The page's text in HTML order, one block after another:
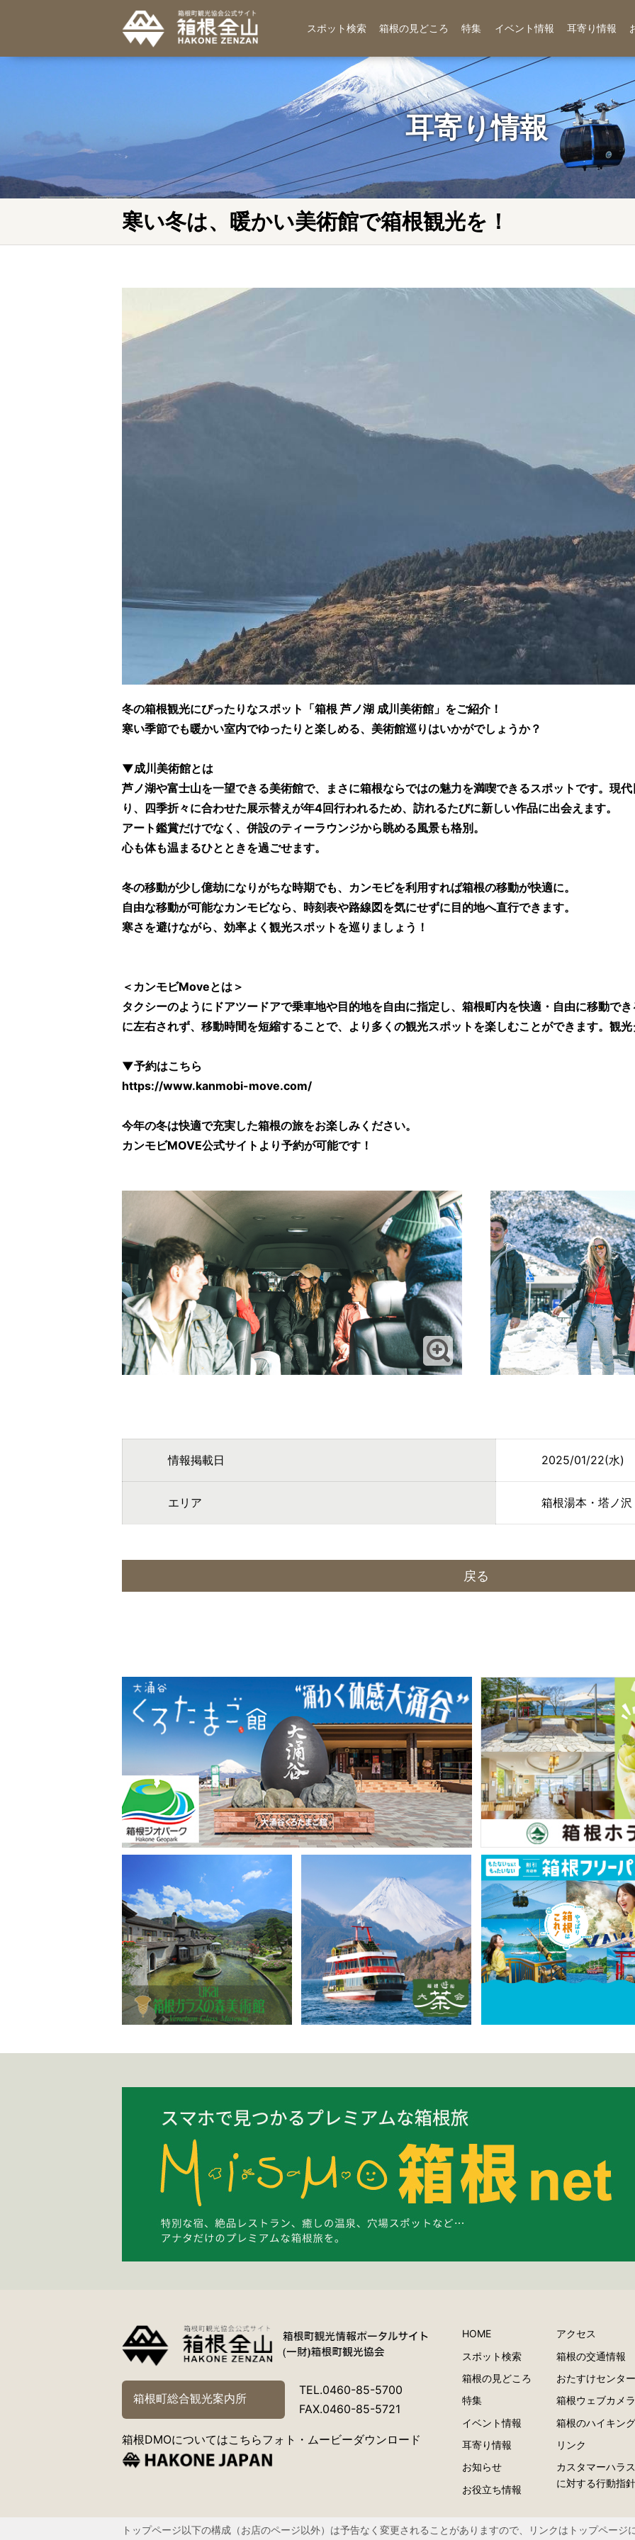
スポット検索 箱根の見どころ 特集 イベント情報 耳寄り情報
耳寄り情報
寒い冬は、暖かい美術館で箱根観光を！
冬の箱根観光にぴったりなスポット「箱根 芦ノ湖 成川美術館」をご紹介！
寒い季節でも暖かい室内でゆったりと楽しめる、美術館巡りはいかがでしょうか？
▼成川美術館とは
芦ノ湖や富士山を一望できる美術館で、まさに箱根ならではの魅力を満喫できるスポットです。現
り、四季折々に合わせた展示替えが年4回行われるため、訪れるたびに新しい作品に出会えます。
アート鑑賞だけでなく、併設のティーラウンジから眺める風景も格別。
心も体も温まるひとときを過ごせます。
冬の移動が少し億劫になりがちな時期でも、カンモビを利用すれば箱根の移動が快適に。
自由な移動が可能なカンモビなら、時刻表や路線図を気にせずに目的地へ直行できます。
寒さを避けながら、効率よく観光スポットを巡りましょう！
＜カンモビMoveとは＞
タクシーのようにドアツードアで乗車地や目的地を自由に指定し、箱根町内を快適・自由に移動で
に左右されず、移動時間を短縮することで、より多くの観光スポットを楽しむことができます。観
▼予約はこちら
https://www.kanmobi-move.com/
今年の冬は快適で充実した箱根の旅をお楽しみください。
カンモビMOVE公式サイトより予約が可能です！
情報掲載日 2025/01/22(水)
エリア 箱根湯本・塔ノ
戻る
箱根町総合観光案内所
TEL.0460-85-5700
FAX.0460-85-5721
箱根DMOについてはこちらフォト・ムービーダウンロード
HOME
スポット検索
箱根の見どころ
特集
イベント情報
耳寄り情報
お知らせ
お役立ち情報
アクセス
箱根の交通情報
おたすけセンター
箱根ウェブカメラ
箱根のハイキン
リンク
カスタマーハラ
に対する行動指針
トップページ以下の構成（お店のページ以外）は予告なく変更されることがありますので、リンクはトップページ